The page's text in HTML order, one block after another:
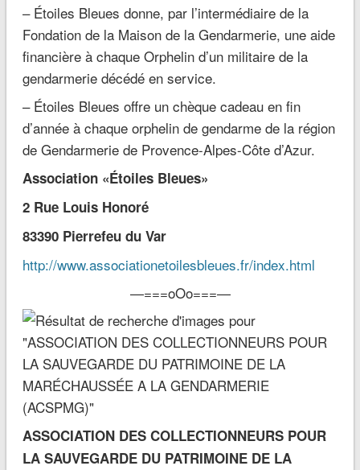
– Étoiles Bleues donne, par l’intermédiaire de la
Fondation de la Maison de la Gendarmerie, une aide
financière à chaque Orphelin d’un militaire de la
gendarmerie décédé en service.
– Étoiles Bleues offre un chèque cadeau en fin
d’année à chaque orphelin de gendarme de la région
de Gendarmerie de Provence-Alpes-Côte d’Azur.
Association «Étoiles Bleues»
2 Rue Louis Honoré
83390 Pierrefeu du Var
http://www.associationetoilesbleues.fr/index.html
—===oOo===—
ASSOCIATION DES COLLECTIONNEURS POUR
LA SAUVEGARDE DU PATRIMOINE DE LA